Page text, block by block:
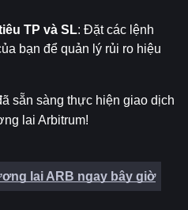
TP và SL: Đặt các lệnh
bạn để quản lý rủi ro hiệu
sẵn sàng thực hiện giao dịch
lai Arbitrum!
lai ARB ngay bây giờ